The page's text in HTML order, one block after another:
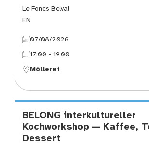
Le Fonds Belval
EN
07/08/2026
17:00 - 19:00
Möllerei
BELONG interkultureller
Kochworkshop — Kaffee,
Dessert